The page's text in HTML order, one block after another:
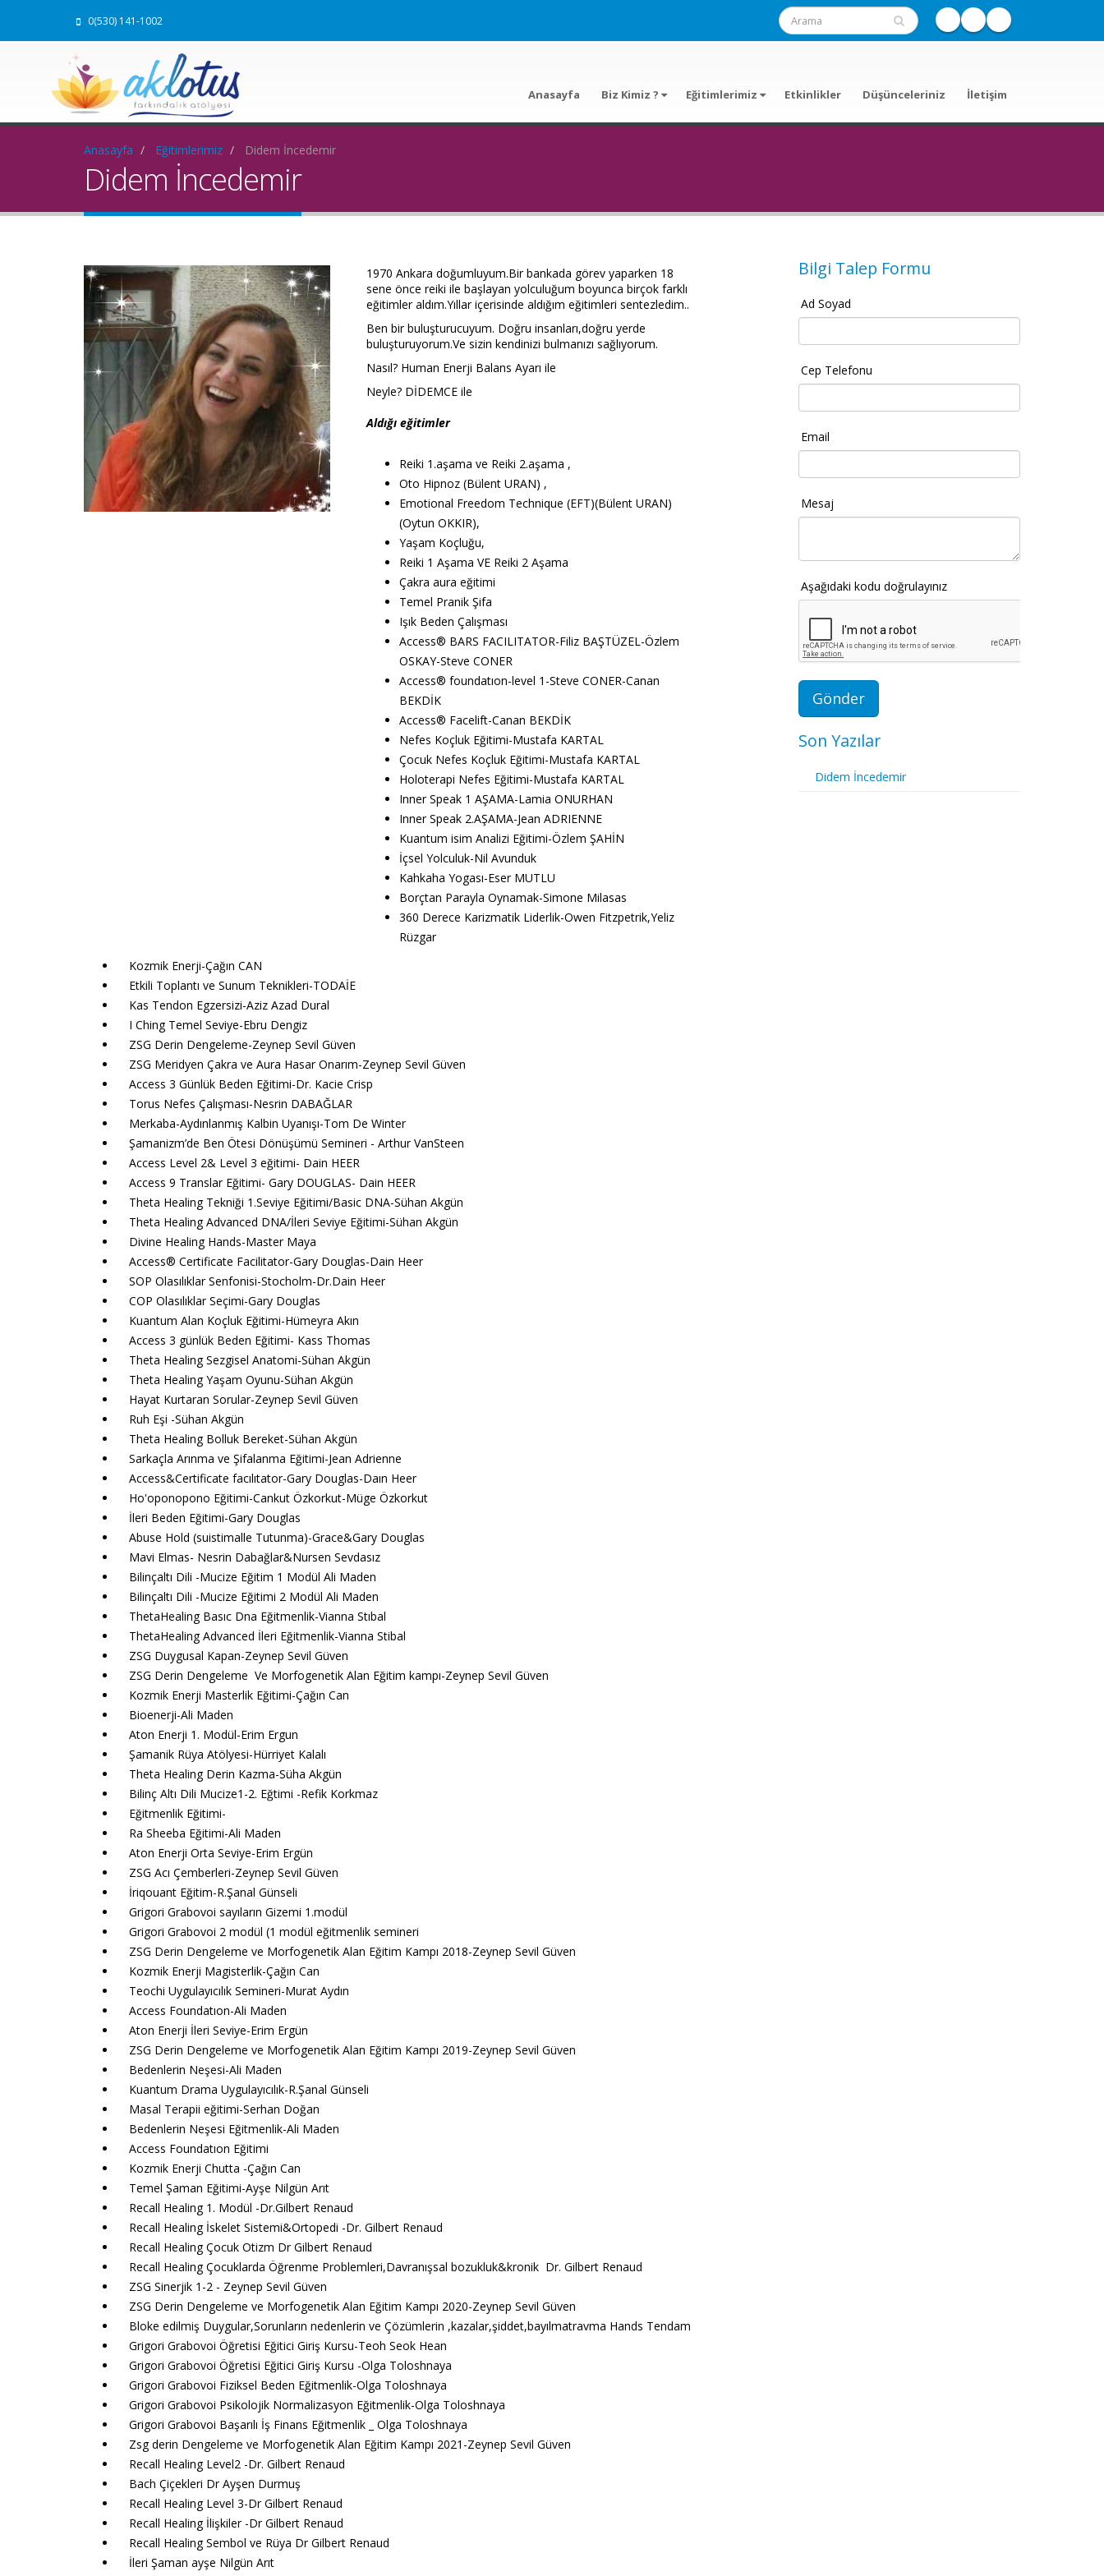
0(530) 141-1002
Anasayfa Biz Kimiz ? Eğitimlerimiz Etkinlikler Düşünceleriniz İletişim
Anasayfa Eğitimlerimiz Didem İncedemir
Didem İncedemir
Bilgi Talep Formu
Ad Soyad
Cep Telefonu
Email
Mesaj
Aşağıdaki kodu doğrulayınız
Son Yazılar
Didem İncedemir
1970 Ankara doğumluyum.Bir bankada görev yaparken 18
sene önce reiki ile başlayan yolculuğum boyunca birçok farklı
eğitimler aldım.Yıllar içerisinde aldığım eğitimleri sentezledim..
Ben bir buluşturucuyum. Doğru insanları,doğru yerde
buluşturuyorum.Ve sizin kendinizi bulmanızı sağlıyorum.
Nasıl? Human Enerji Balans Ayarı ile
Neyle? DİDEMCE ile
Aldığı eğitimler
Reiki 1.aşama ve Reiki 2.aşama ,
Oto Hipnoz (Bülent URAN) ,
Emotional Freedom Technique (EFT)(Bülent URAN)
(Oytun OKKIR),
Yaşam Koçluğu,
Reiki 1 Aşama VE Reiki 2 Aşama
Çakra aura eğitimi
Temel Pranik Şifa
Işık Beden Çalışması
Access® BARS FACILITATOR-Filiz BAŞTÜZEL-Özlem
OSKAY-Steve CONER
Access® foundatıon-level 1-Steve CONER-Canan
BEKDİK
Access® Facelift-Canan BEKDİK
Nefes Koçluk Eğitimi-Mustafa KARTAL
Çocuk Nefes Koçluk Eğitimi-Mustafa KARTAL
Holoterapi Nefes Eğitimi-Mustafa KARTAL
Inner Speak 1 AŞAMA-Lamia ONURHAN
Inner Speak 2.AŞAMA-Jean ADRIENNE
Kuantum isim Analizi Eğitimi-Özlem ŞAHİN
İçsel Yolculuk-Nil Avunduk
Kahkaha Yogası-Eser MUTLU
Borçtan Parayla Oynamak-Simone Milasas
360 Derece Karizmatik Liderlik-Owen Fitzpetrik,Yeliz
Rüzgar
Kozmik Enerji-Çağın CAN
Etkili Toplantı ve Sunum Teknikleri-TODAİE
Kas Tendon Egzersizi-Aziz Azad Dural
I Ching Temel Seviye-Ebru Dengiz
ZSG Derin Dengeleme-Zeynep Sevil Güven
ZSG Meridyen Çakra ve Aura Hasar Onarım-Zeynep Sevil Güven
Access 3 Günlük Beden Eğitimi-Dr. Kacie Crisp
Torus Nefes Çalışması-Nesrin DABAĞLAR
Merkaba-Aydınlanmış Kalbin Uyanışı-Tom De Winter
Şamanizm’de Ben Ötesi Dönüşümü Semineri - Arthur VanSteen
Access Level 2& Level 3 eğitimi- Dain HEER
Access 9 Translar Eğitimi- Gary DOUGLAS- Dain HEER
Theta Healing Tekniği 1.Seviye Eğitimi/Basic DNA-Sühan Akgün
Theta Healing Advanced DNA/İleri Seviye Eğitimi-Sühan Akgün
Divine Healing Hands-Master Maya
Access® Certificate Facilitator-Gary Douglas-Dain Heer
SOP Olasılıklar Senfonisi-Stocholm-Dr.Dain Heer
COP Olasılıklar Seçimi-Gary Douglas
Kuantum Alan Koçluk Eğitimi-Hümeyra Akın
Access 3 günlük Beden Eğitimi- Kass Thomas
Theta Healing Sezgisel Anatomi-Sühan Akgün
Theta Healing Yaşam Oyunu-Sühan Akgün
Hayat Kurtaran Sorular-Zeynep Sevil Güven
Ruh Eşi -Sühan Akgün
Theta Healing Bolluk Bereket-Sühan Akgün
Sarkaçla Arınma ve Şifalanma Eğitimi-Jean Adrienne
Access&Certificate facılıtator-Gary Douglas-Daın Heer
Ho'oponopono Eğitimi-Cankut Özkorkut-Müge Özkorkut
İleri Beden Eğitimi-Gary Douglas
Abuse Hold (suistimalle Tutunma)-Grace&Gary Douglas
Mavi Elmas- Nesrin Dabağlar&Nursen Sevdasız
Bilinçaltı Dili -Mucize Eğitim 1 Modül Ali Maden
Bilinçaltı Dili -Mucize Eğitimi 2 Modül Ali Maden
ThetaHealing Basıc Dna Eğitmenlik-Vianna Stıbal
ThetaHealing Advanced İleri Eğitmenlik-Vianna Stibal
ZSG Duygusal Kapan-Zeynep Sevil Güven
ZSG Derin Dengeleme Ve Morfogenetik Alan Eğitim kampı-Zeynep Sevil Güven
Kozmik Enerji Masterlik Eğitimi-Çağın Can
Bioenerji-Ali Maden
Aton Enerji 1. Modül-Erim Ergun
Şamanik Rüya Atölyesi-Hürriyet Kalalı
Theta Healing Derin Kazma-Süha Akgün
Bilinç Altı Dili Mucize1-2. Eğtimi -Refik Korkmaz
Eğitmenlik Eğitimi-
Ra Sheeba Eğitimi-Ali Maden
Aton Enerji Orta Seviye-Erim Ergün
ZSG Acı Çemberleri-Zeynep Sevil Güven
İriqouant Eğitim-R.Şanal Günseli
Grigori Grabovoi sayıların Gizemi 1.modül
Grigori Grabovoi 2 modül (1 modül eğitmenlik semineri
ZSG Derin Dengeleme ve Morfogenetik Alan Eğitim Kampı 2018-Zeynep Sevil Güven
Kozmik Enerji Magisterlik-Çağın Can
Teochi Uygulayıcılık Semineri-Murat Aydın
Access Foundatıon-Ali Maden
Aton Enerji İleri Seviye-Erim Ergün
ZSG Derin Dengeleme ve Morfogenetik Alan Eğitim Kampı 2019-Zeynep Sevil Güven
Bedenlerin Neşesi-Ali Maden
Kuantum Drama Uygulayıcılık-R.Şanal Günseli
Masal Terapii eğitimi-Serhan Doğan
Bedenlerin Neşesi Eğitmenlik-Ali Maden
Access Foundatıon Eğitimi
Kozmik Enerji Chutta -Çağın Can
Temel Şaman Eğitimi-Ayşe Nilgün Arıt
Recall Healing 1. Modül -Dr.Gilbert Renaud
Recall Healing İskelet Sistemi&Ortopedi -Dr. Gilbert Renaud
Recall Healing Çocuk Otizm Dr Gilbert Renaud
Recall Healing Çocuklarda Öğrenme Problemleri,Davranışsal bozukluk&kronik Dr. Gilbert Renaud
ZSG Sinerjik 1-2 - Zeynep Sevil Güven
ZSG Derin Dengeleme ve Morfogenetik Alan Eğitim Kampı 2020-Zeynep Sevil Güven
Bloke edilmiş Duygular,Sorunların nedenlerin ve Çözümlerin ,kazalar,şiddet,bayılmatravma Hands Tendam
Grigori Grabovoi Öğretisi Eğitici Giriş Kursu-Teoh Seok Hean
Grigori Grabovoi Öğretisi Eğitici Giriş Kursu -Olga Toloshnaya
Grigori Grabovoi Fiziksel Beden Eğitmenlik-Olga Toloshnaya
Grigori Grabovoi Psikolojik Normalizasyon Eğitmenlik-Olga Toloshnaya
Grigori Grabovoi Başarılı İş Finans Eğitmenlik _ Olga Toloshnaya
Zsg derin Dengeleme ve Morfogenetik Alan Eğitim Kampı 2021-Zeynep Sevil Güven
Recall Healing Level2 -Dr. Gilbert Renaud
Bach Çiçekleri Dr Ayşen Durmuş
Recall Healing Level 3-Dr Gilbert Renaud
Recall Healing İlişkiler -Dr Gilbert Renaud
Recall Healing Sembol ve Rüya Dr Gilbert Renaud
İleri Şaman ayşe Nilgün Arıt